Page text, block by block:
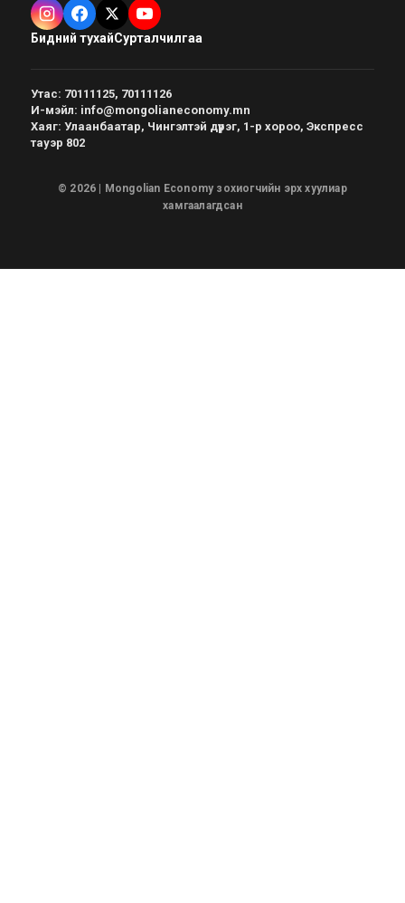
Бидний тухайСурталчилгаа
Утас: 70111125, 70111126
И-мэйл: info@mongolianeconomy.mn
Хаяг: Улаанбаатар, Чингэлтэй дүүрэг, 1-р хороо, Экспресс
тауэр 802
© 2026 | Mongolian Economy зохиогчийн эрх хуулиар
хамгаалагдсан